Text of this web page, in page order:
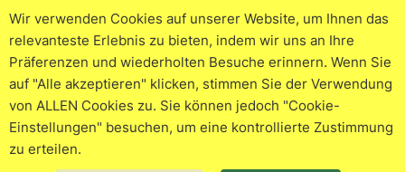
Wir verwenden Cookies auf unserer Website, um Ihnen das
relevanteste Erlebnis zu bieten, indem wir uns an Ihre
Präferenzen und wiederholten Besuche erinnern. Wenn Sie
auf "Alle akzeptieren" klicken, stimmen Sie der Verwendung
von ALLEN Cookies zu. Sie können jedoch "Cookie-
Einstellungen" besuchen, um eine kontrollierte Zustimmung
zu erteilen.